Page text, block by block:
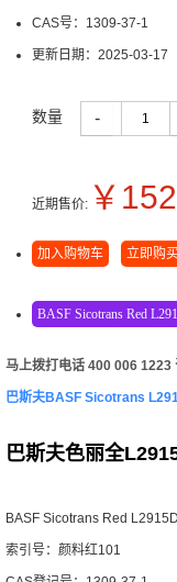
CAS号： 1309-37-1
更新日期： 2025-03-17
数量 -
近期售价: ￥ 152
加入购物车 立即购
BASF Sicotrans Red
马上拨打电话 400 006 1223
巴斯夫BASF Sicotrans
巴斯夫色丽全
BASF Sicotrans Red L2915D
索引号：颜料红101